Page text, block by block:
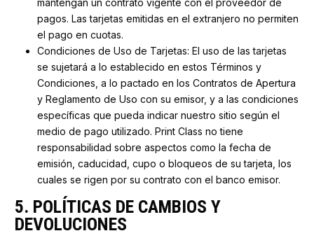
pagos. Las tarjetas emitidas en el extranjero no permiten
el pago en cuotas.
Condiciones de Uso de Tarjetas: El uso de las tarjetas
se sujetará a lo establecido en estos Términos y
Condiciones, a lo pactado en los Contratos de Apertura
y Reglamento de Uso con su emisor, y a las condiciones
específicas que pueda indicar nuestro sitio según el
medio de pago utilizado. Print Class no tiene
responsabilidad sobre aspectos como la fecha de
emisión, caducidad, cupo o bloqueos de su tarjeta, los
cuales se rigen por su contrato con el banco emisor.
5. POLÍTICAS DE CAMBIOS Y
DEVOLUCIONES